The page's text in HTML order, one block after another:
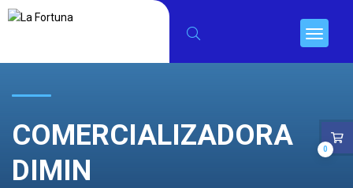
COMERCIALIZADORA
DIMIN
0